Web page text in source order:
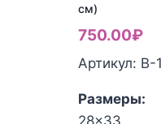
см)
750.00₽
Артикул: В-
Размеры:
28x33